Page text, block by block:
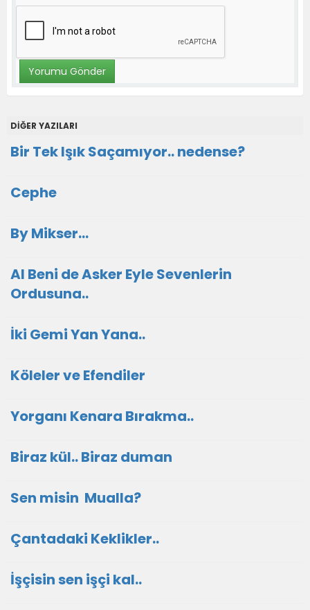
DİĞER YAZILARI
Bir Tek Işık Saçamıyor.. nedense?
Cephe
By Mikser...
Al Beni de Asker Eyle Sevenlerin
Ordusuna..
İki Gemi Yan Yana..
Köleler ve Efendiler
Yorganı Kenara Bırakma..
Biraz kül.. Biraz duman
Sen misin Mualla?
Çantadaki Keklikler..
İşçisin sen işçi kal..